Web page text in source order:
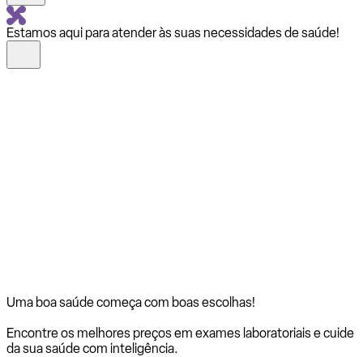
Estamos aqui para atender às suas necessidades de saúde!
Uma boa saúde começa com boas escolhas!
Encontre os melhores preços em exames laboratoriais e cuide
da sua saúde com inteligência.